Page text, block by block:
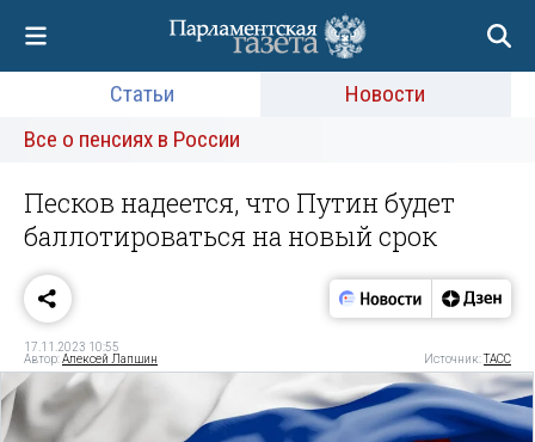
Статьи
Новости
Все о пенсиях в России
Песков надеется, что Путин будет
баллотироваться на новый срок
17.11.2023 10:55
Автор:Алексей Лапшин Источник:ТАСС